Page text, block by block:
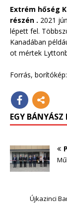
Extrém hőség
részén . 2021
lépett fel.
Kanadában
ot mértek
Forrás,
EGY BÁNYÁSZ
Újkazinci